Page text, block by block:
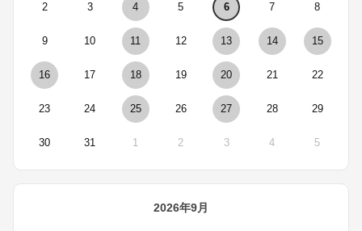
2 3 4 5 6 7 8
9 10 11 12 13 14 15
16 17 18 19 20 21 22
23 24 25 26 27 28 29
30 31 1 2 3 4 5
2026年9月